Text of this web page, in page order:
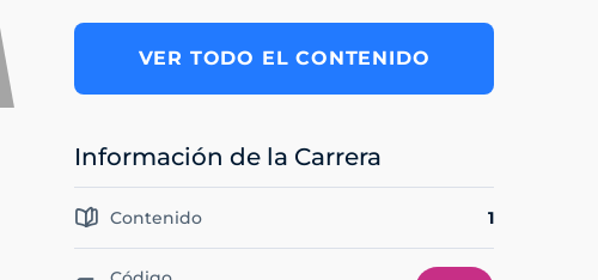
VER TODO EL CONTENIDO
Información de la Carrera
Contenido 1